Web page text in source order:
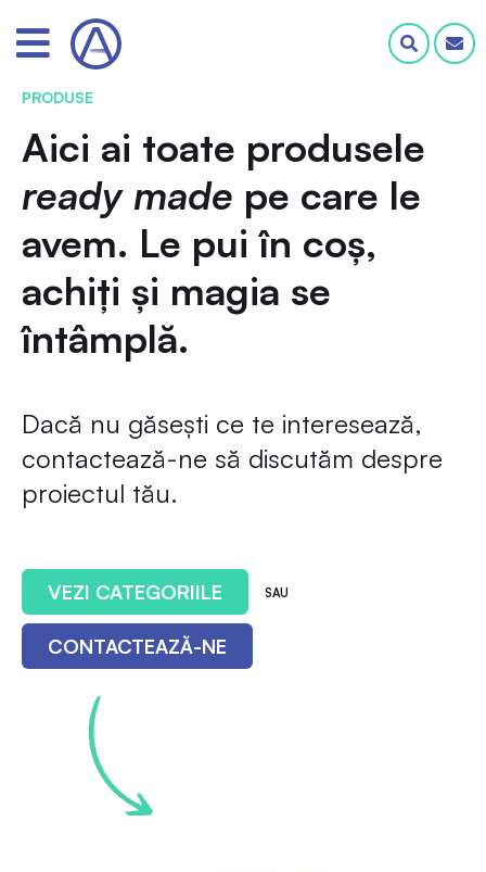
PRODUSE
Aici ai toate produsele
ready made pe care le
avem. Le pui în coș,
achiți și magia se
întâmplă.
Dacă nu găsești ce te interesează,
contactează-ne să discutăm despre
proiectul tău.
VEZI CATEGORIILE SAU
CONTACTEAZĂ-NE